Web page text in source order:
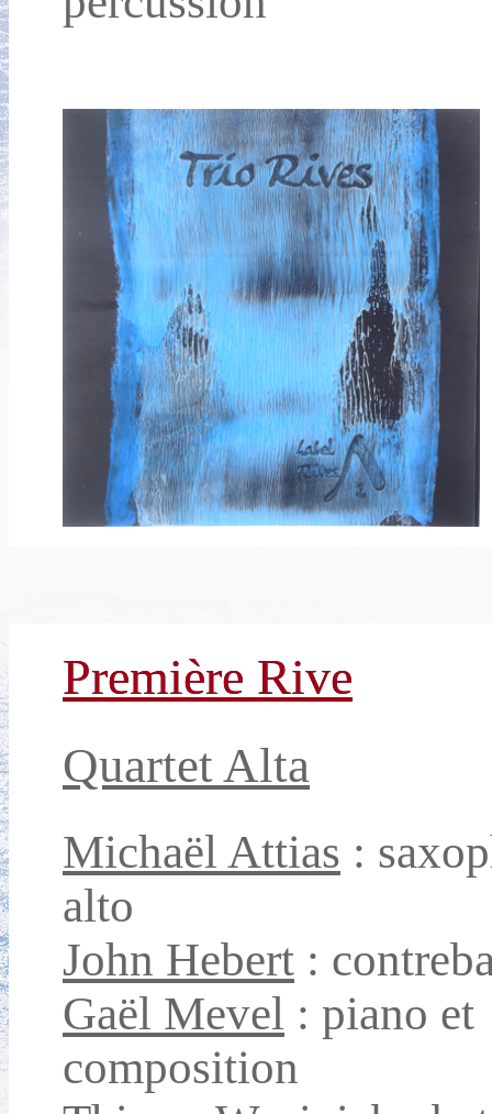
Première Rive
Quartet Alta
Michaël Attias :
alto
John Hebert :
Gaël Mevel : piano et
composition